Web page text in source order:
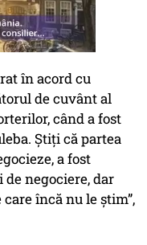
în acord cu
de cuvânt al
când a fost
Știți că partea
a fost
negociere, dar
încă nu le știm”,